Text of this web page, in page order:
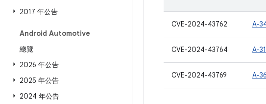
2017 年公告
Android Automotive
總覽
2026 年公告
2025 年公告
2024 年公告
CVE-2024-43762 A-
CVE-2024-43764 A-
CVE-2024-43769 A-